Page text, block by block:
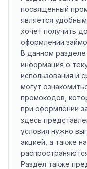
посвященный
является
хочет получить
оформлении
В данном
информация о
использования и
могут
промокодов,
при оформлении
здесь
условия нужно
акцией, а также
Раздел также